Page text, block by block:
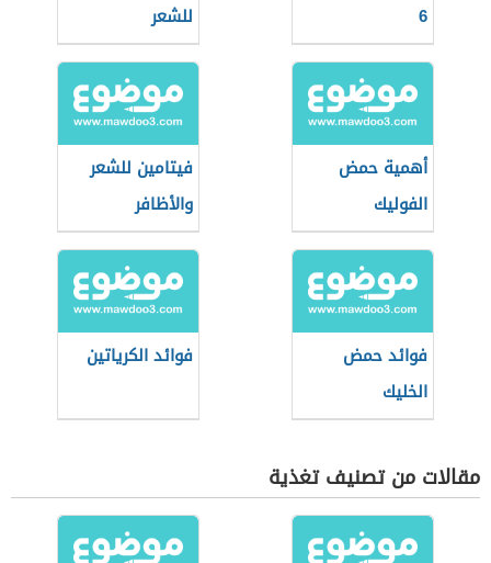
6
للشعر
أهمية حمض
الفوليك
فيتامين للشعر
والأظافر
فوائد حمض
الخليك
فوائد الكرياتين
مقالات من تصنيف تغذية